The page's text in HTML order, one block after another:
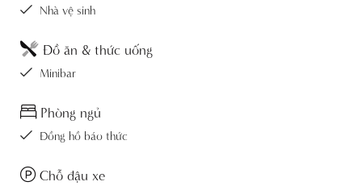
Nhà vệ sinh
Đồ ăn & thức uống
Minibar
Phòng ngủ
Đồng hồ báo thức
Chỗ đậu xe